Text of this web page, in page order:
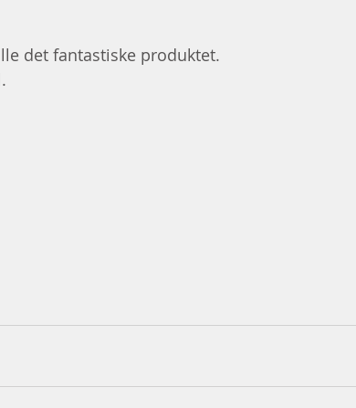
det fantastiske produktet.